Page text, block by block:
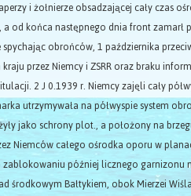
i żołnierze obsadzającej cały czas
od końca następnego dnia front zamarł
obrońców, 1 października
przez Niemcy i ZSRR oraz braku
2 J 0.1939 r. Niemcy zajęli cały
utrzymywała na półwyspie system
jako schrony plot., a położony na
Niemców całego ośrodka oporu w
później licznego garnizonu
środkowym Bałtykiem, obok Mierzei